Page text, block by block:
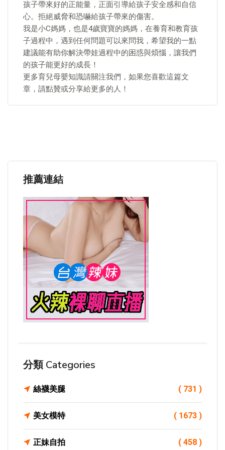
孩子帶來好的正能量，正面引導給孩子安全感和自信
心。拒絕威脅和恐嚇給孩子帶來的傷害。
我是小C媽媽，也是4歲寶寶的媽媽，在養育和教育孩
子過程中，遇到任何問題可以來問我，希望我的一點
建議能有助你解決帶娃過程中的困惑與煩惱，讓我們
的孩子能更好的成長！
更多育兒母嬰知識請關注我們，如果您喜歡這篇文
章，請點贊或分享給更多的人！
推薦連結
分類 Categories
絲襪美腿 ( 731 )
美女模特 ( 1673 )
正妹自拍 ( 458 )